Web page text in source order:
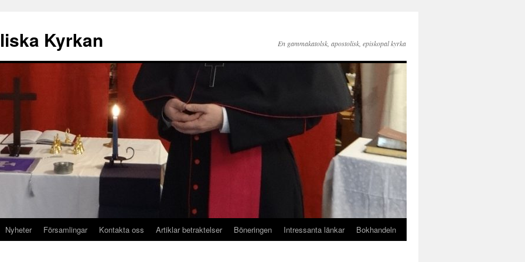
Kyrkan En gammakatolsk, apostolisk, episkopal kyrka
Nyheter Församlingar Kontakta oss Artiklar betraktelser Böneringen Intressanta länkar Bokhandeln